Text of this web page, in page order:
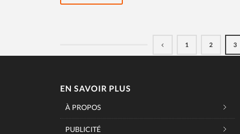
1 2 3
EN SAVOIR PLUS
À PROPOS
PUBLICITÉ